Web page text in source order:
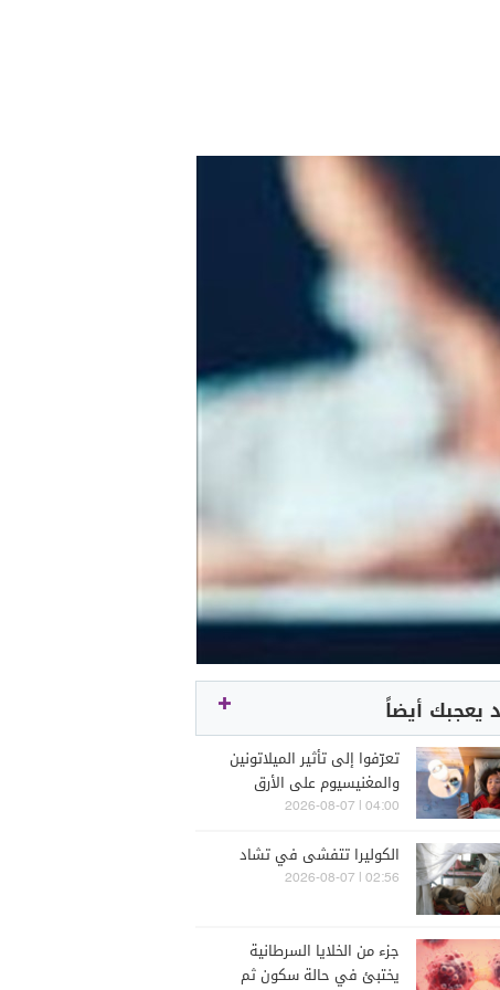
يعجبك أيضاً
تعرّفوا إلى تأثير الميلاتونين
والمغنيسيوم على الأرق
04:00 | 2026-08-07
الكوليرا تتفشى في تشاد
02:56 | 2026-08-07
جزء من الخلايا السرطانية
يختبئ في حالة سكون ثم